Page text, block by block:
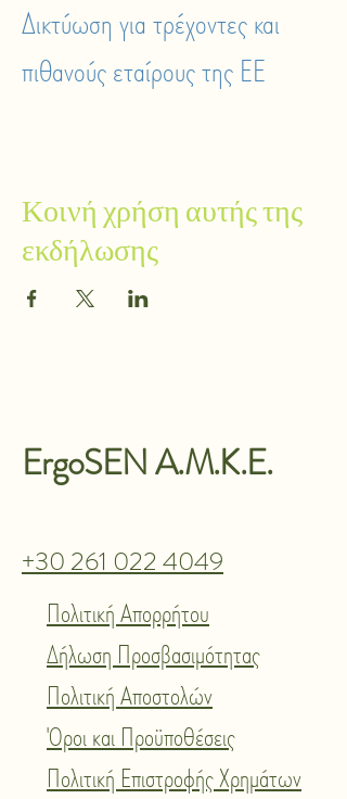
Δικτύωση για τρέχοντες και
πιθανούς εταίρους της ΕΕ
Κοινή χρήση αυτής της
εκδήλωσης
ErgoSEN A.M.K.E.
+30 261 022 4049
Πολιτική Απορρήτου
Δήλωση Προσβασιμότητας
Πολιτική Αποστολών
Όροι και Προϋποθέσεις
Πολιτική Επιστροφής Χρημάτων